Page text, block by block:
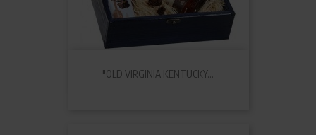
"OLD VIRGINIA KENTUCKY...